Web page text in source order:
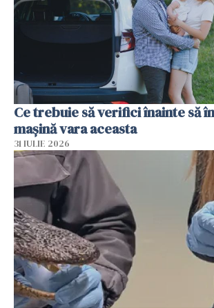
Ce trebuie să verifici înainte să
mașină vara aceasta
31 IULIE 2026